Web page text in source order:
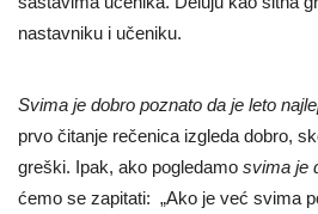
nastavniku i učeniku.
Svima je dobro poznato da je leto
prvo čitanje rečenica izgleda dobro,
greški. Ipak, ako pogledamo svima je
ćemo se zapitati: „Ako je već svima